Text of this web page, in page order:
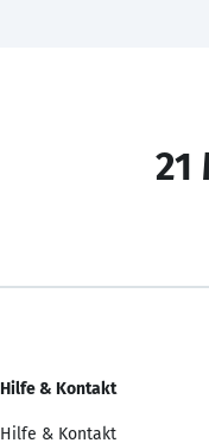
21
Hilfe & Kontakt
Hilfe & Kontakt